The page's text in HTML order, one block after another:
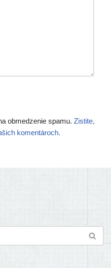
obmedzenie spamu. Zistite,
komentároch.